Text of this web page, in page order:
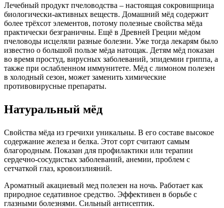
Лечебный продукт пчеловодства – настоящая сокровищница
биологически-активных веществ. Домашний мёд содержит
более трёхсот элементов, потому полезные свойства мёда
практически безграничны. Ещё в Древней Греции мёдом
пчеловоды исцеляли разные болезни. Уже тогда лекарям было
известно о большой пользе мёда натощак. Детям мёд показан
во время простуд, вирусных заболеваний, эпидемии гриппа, а
также при ослабленном иммунитете. Мёд с лимоном полезен
в холодный сезон, может заменить химические
противовирусные препараты.
Натуральный мёд
Свойства мёда из гречихи уникальны. В его составе высокое
содержание железа и белка. Этот сорт считают самым
благородным. Показан для профилактики или терапии
сердечно-сосудистых заболеваний, анемии, проблем с
сетчаткой глаз, кровоизлияний.
Ароматный акациевый мед полезен на ночь. Работает как
природное седативное средство. Эффективен в борьбе с
глазными болезнями. Сильный антисептик.